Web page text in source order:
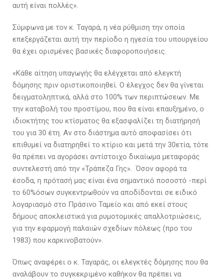
αυτή είναι πολλές».
Σύμφωνα με τον κ. Ταγαρά, η νέα ρύθμιση την οποία
επεξεργάζεται αυτή την περίοδο η ηγεσία του υπουργείου
θα έχει ορισμένες βασικές διαφοροποιήσεις.
«Κάθε αίτηση υπαγωγής θα ελέγχεται από ελεγκτή
δόμησης πριν οριστικοποιηθεί. Ο έλεγχος δεν θα γίνεται
δειγματοληπτικά, αλλά στο 100% των περιπτώσεων. Με
την καταβολή του προστίμου, που θα είναι επαυξημένο, ο
ιδιοκτήτης του κτίσματος θα εξασφαλίζει τη διατήρησή
του για 30 έτη. Αν στο διάστημα αυτό αποφασίσει ότι
επιθυμεί να διατηρηθεί το κτίριο και μετά την 30ετία, τότε
θα πρέπει να αγοράσει αντίστοιχο δικαίωμα μεταφοράς
συντελεστή από την «Τράπεζα Γης». Όσον αφορά τα
έσοδα, η πρότασή μας είναι ένα σημαντικό ποσοστό -περί
το 60%όσων συγκεντρωθούν να αποδίδονται σε ειδικό
λογαριασμό στο Πράσινο Ταμείο και από εκεί στους
δήμους αποκλειστικά για ρυμοτομικές απαλλοτριώσεις,
για την εφαρμογή παλαιών σχεδίων πόλεως (προ του
1983) που καρκινοβατούν».
Όπως αναφέρει ο κ. Ταγαράς, οι ελεγκτές δόμησης που θα
αναλάβουν το συγκεκριμένο καθήκον θα πρέπει να